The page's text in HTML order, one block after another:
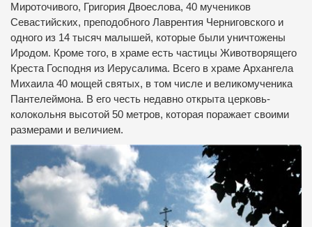
Мироточивого, Григория Двоеслова, 40 мучеников
Севастийских, преподобного Лаврентия Черниговского и
одного из 14 тысяч малышей, которые были уничтожены
Иродом. Кроме того, в храме есть частицы Животворящего
Креста Господня из Иерусалима. Всего в храме Архангела
Михаила 40 мощей святых, в том числе и великомученика
Пантелеймона. В его честь недавно открыта церковь-
колокольня высотой 50 метров, которая поражает своими
размерами и величием.